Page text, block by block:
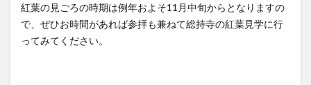
羅～
紅葉の見ごろの時期は例年およそ11月中旬からとなりますの
で、ぜひお時間があれば参拝も兼ねて総持寺の紅葉見学に行
ってみてください。